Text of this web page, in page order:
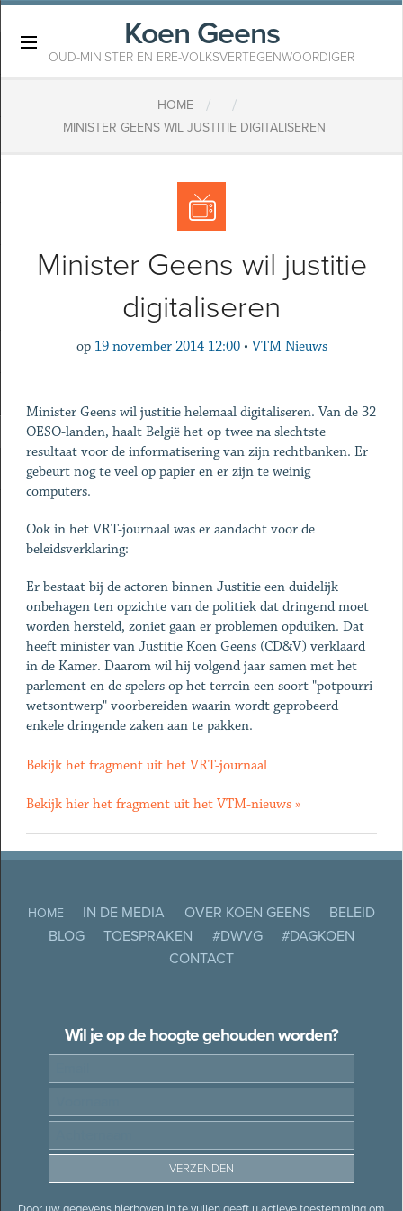
Koen Geens
OUD-MINISTER EN ERE-VOLKSVERTEGENWOORDIGER
HOME / /
MINISTER GEENS WIL JUSTITIE DIGITALISEREN
Minister Geens wil justitie
digitaliseren
op 19 november 2014 12:00 • VTM Nieuws
Minister Geens wil justitie helemaal digitaliseren. Van de 32
OESO-landen, haalt België het op twee na slechtste
resultaat voor de informatisering van zijn rechtbanken. Er
gebeurt nog te veel op papier en er zijn te weinig
computers.
Ook in het VRT-journaal was er aandacht voor de
beleidsverklaring:
Er bestaat bij de actoren binnen Justitie een duidelijk
onbehagen ten opzichte van de politiek dat dringend moet
worden hersteld, zoniet gaan er problemen opduiken. Dat
heeft minister van Justitie Koen Geens (CD&V) verklaard
in de Kamer. Daarom wil hij volgend jaar samen met het
parlement en de spelers op het terrein een soort "potpourri-
wetsontwerp" voorbereiden waarin wordt geprobeerd
enkele dringende zaken aan te pakken.
Bekijk het fragment uit het VRT-journaal
Bekijk hier het fragment uit het VTM-nieuws »
HOME IN DE MEDIA OVER KOEN GEENS
BELEID
BLOG
TOESPRAKEN #DWVG
#DAGKOEN
CONTACT
Wil je op de hoogte gehouden worden?